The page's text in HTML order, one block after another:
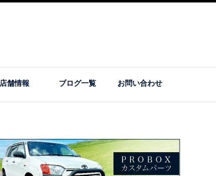
店舗情報 ブログ一覧 お問い合わせ